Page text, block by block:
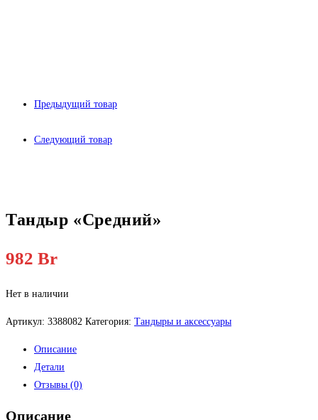
Предыдущий товар
Следующий товар
Тандыр «Средний»
982 Br
Нет в наличии
Артикул: 3388082 Категория: Тандыры и аксессуары
Описание
Детали
Отзывы (0)
Описание